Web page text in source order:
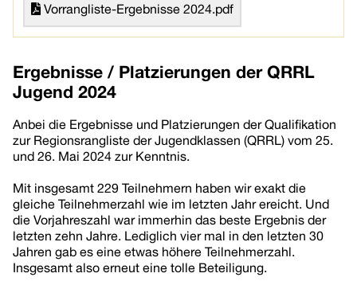
Vorrangliste-Ergebnisse 2024.pdf
Ergebnisse / Platzierungen der QRRL
Jugend 2024
Anbei die Ergebnisse und Platzierungen der Qualifikation
zur Regionsrangliste der Jugendklassen (QRRL) vom 25.
und 26. Mai 2024 zur Kenntnis.
Mit insgesamt 229 Teilnehmern haben wir exakt die
gleiche Teilnehmerzahl wie im letzten Jahr ereicht. Und
die Vorjahreszahl war immerhin das beste Ergebnis der
letzten zehn Jahre. Lediglich vier mal in den letzten 30
Jahren gab es eine etwas höhere Teilnehmerzahl.
Insgesamt also erneut eine tolle Beteiligung.